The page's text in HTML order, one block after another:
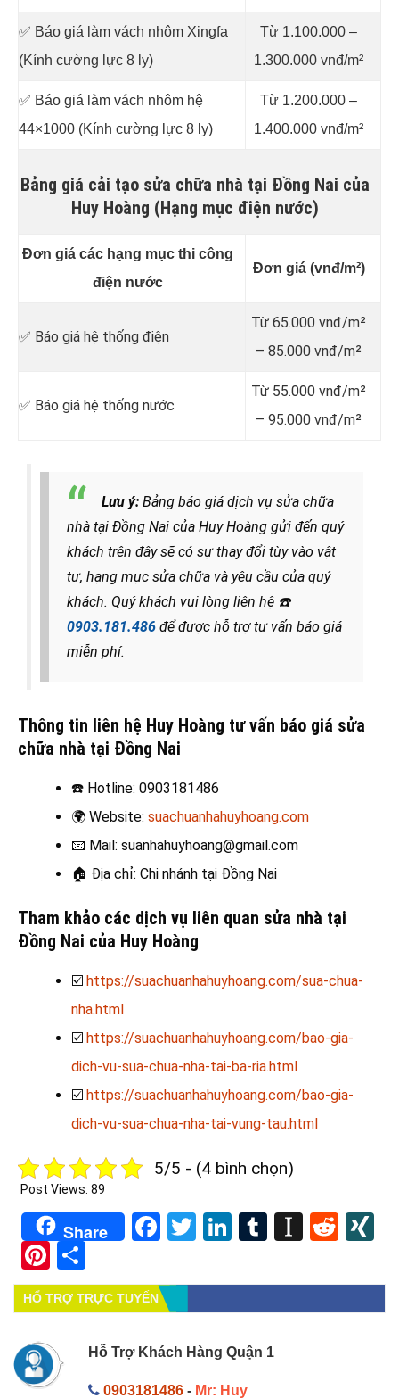
✅ Báo giá làm vách nhôm Xingfa
(Kính cường lực 8 ly)
Từ 1.100.000 –
1.300.000 vnđ/m²
✅ Báo giá làm vách nhôm hệ
44×1000 (Kính cường lực 8 ly)
Từ 1.200.000 –
1.400.000 vnđ/m²
Bảng giá cải tạo sửa chữa nhà tại Đồng Nai của
Huy Hoàng (Hạng mục điện nước)
Đơn giá các hạng mục thi công
điện nước
Đơn giá (vnđ/m²)
✅ Báo giá hệ thống điện
Từ 65.000 vnđ/m²
– 85.000 vnđ/m²
✅ Báo giá hệ thống nước
Từ 55.000 vnđ/m²
– 95.000 vnđ/m²
Lưu ý: Bảng báo giá dịch vụ sửa chữa
nhà tại Đồng Nai của Huy Hoàng gửi đến quý
khách trên đây sẽ có sự thay đổi tùy vào vật
tư, hạng mục sửa chữa và yêu cầu của quý
khách. Quý khách vui lòng liên hệ ☎️
0903.181.486 để được hỗ trợ tư vấn báo giá
miễn phí.
Thông tin liên hệ Huy Hoàng tư vấn báo giá sửa
chữa nhà tại Đồng Nai
☎️ Hotline: 0903181486
🌍 Website: suachuanhahuyhoang.com
📧 Mail: suanhahuyhoang@gmail.com
🏠 Địa chỉ: Chi nhánh tại Đồng Nai
Tham khảo các dịch vụ liên quan sửa nhà tại
Đồng Nai của Huy Hoàng
☑️ https://suachuanhahuyhoang.com/sua-chua-
nha.html
☑️ https://suachuanhahuyhoang.com/bao-gia-
dich-vu-sua-chua-nha-tai-ba-ria.html
☑️ https://suachuanhahuyhoang.com/bao-gia-
dich-vu-sua-chua-nha-tai-vung-tau.html
5/5 - (4 bình chọn)
Post Views: 89
Share Facebook
TwitterLinkedIn
Tumblr
Pinterest
HỔ TRỢ TRỰC TUYẾN
Hỗ Trợ Khách Hàng Quận 1
0903181486- Mr: Huy